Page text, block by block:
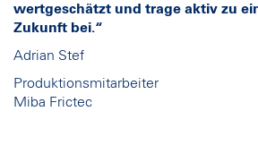
wertgeschätzt und trage aktiv zu
Zukunft bei.“
Adrian Stef
Produktionsmitarbeiter
Miba Frictec